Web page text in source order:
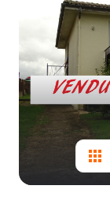
NOTRE
AGENCE
CONTACT